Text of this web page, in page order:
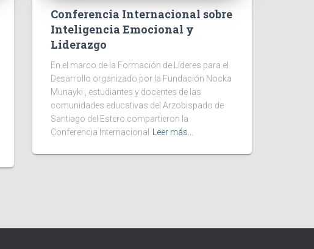
Conferencia Internacional sobre
Inteligencia Emocional y
Liderazgo
En el marco de la Formación de Líderes para el
Desarrollo organizado por la Fundación Nocka
Munayki , estudiantes y docentes de las
comunidades educativas del Arzobispado de
Santiago del Estero compartieron la
Conferencia Internacional
Leer más…